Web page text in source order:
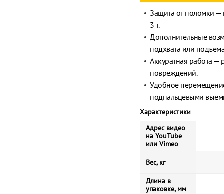
Защита от поломки —
3 т.
Дополнительные
подхвата или
Аккуратная работа
повреждений.
Удобное
подпальцевыми
Характеристики
Адрес видео
на YouTube
или Vimeo
Вес, кг
Длина в
упаковке, мм